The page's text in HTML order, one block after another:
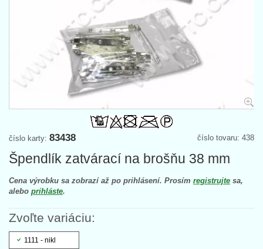
číslo tovaru: 438
číslo karty: 83438
Špendlík zatvárací na brošňu 38 mm
Cena výrobku sa zobrazí až po prihlásení. Prosím registrujte sa,
alebo prihláste.
Zvoľte variáciu:
1111 - nikl